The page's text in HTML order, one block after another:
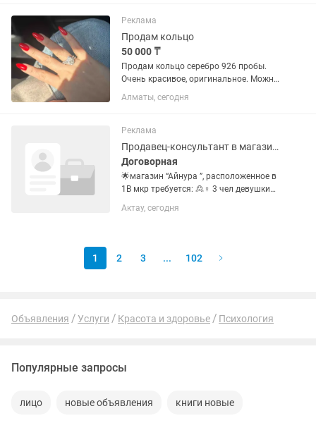
не обязателен — мы обучим всему с...
Реклама
Продам кольцо
50 000 ₸
Продам кольцо серебро 926 пробы.
Очень красивое, оригинальное. Можно
дарить девушке на предложения руки и
сердца. Куплено в Англии. Продаю так
Алматы, сегодня
Реклама
Продавец-консультант в магазине
Договорная
🌟магазин “Айнура ”, расположенное в
1В мкр требуется: 🙎♀️ 3 чел девушки
опрятной внешности, знание рус и каз
Актау, сегодня
1 2 3 ... 102
Объявления Услуги Красота и здоровье Психология
Популярные запросы
лицо новые объявления книги новые